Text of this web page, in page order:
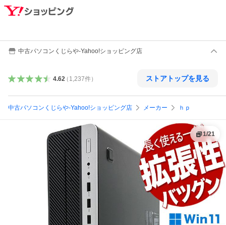
中古パソコンくじらや-Yahoo!ショッピング店
4.62（ 1,237件） ストアトップを見る
中古パソコンくじらや-Yahoo!ショッピング店 メーカー ｈｐ
1/21